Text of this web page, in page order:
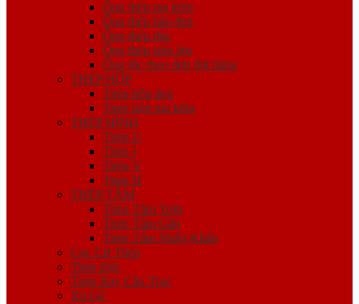
Ống thép mạ kẽm
Ống thép hàn đen
Ống thép đúc
Ống thép siêu âm
Ống lốc theo đơn đặt hàng
THÉP HỘP
Thép hộp đen
Thép hộp mạ kẽm
THÉP HÌNH
Thép U
Thép I
Thép V
Thép H
THÉP TẤM
Thép Tấm Trơn
Thép Tấm Gân
Thép Tấm Nhập Khẩu
Cọc Cừ Thép
Thép Đặc
Thép Ray Cầu Trục
Xà Gồ